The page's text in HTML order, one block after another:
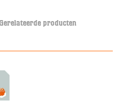
Gerelateerde producten